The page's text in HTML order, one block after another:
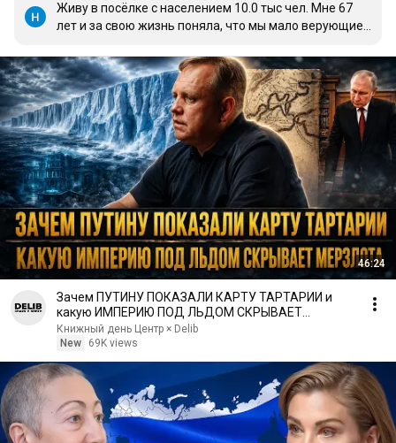
Живу в посёлке с населением 10.0 тыс чел. Мне 67
лет и за свою жизнь поняла, что мы мало верующие
второй может стать отрицательным героем
программы " Мужское и женское"😢 . Не дружные,
какие-то несчастные, бедные, ленивые, вечно
недовольные😢. Невежественные😢 скажите,  что с
нами не так?  Или наш генетический и культурный
код сломан? Настолько не дружные, что это видно
невооружённым взглядом😢.
46:24
Зачем ПУТИНУ ПОКАЗАЛИ КАРТУ ТАРТАРИИ и
какую ИМПЕРИЮ ПОД ЛЬДОМ СКРЫВАЕТ
МЕРЗЛОТА | Олег Павлюченко
Книжный день Центр × Delib
New
69K views